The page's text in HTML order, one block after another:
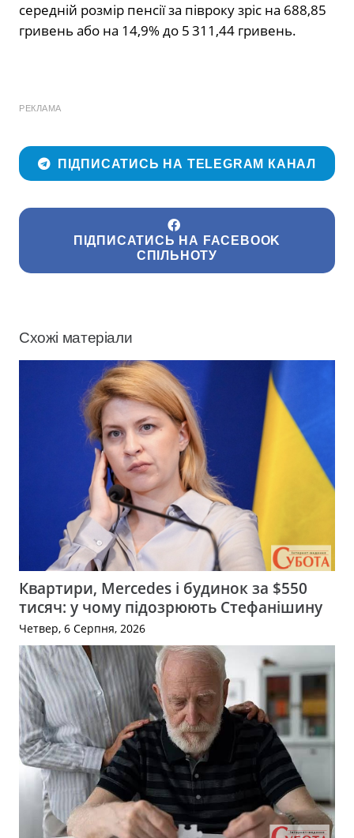
середній розмір пенсії за півроку зріс на 688,85
гривень або на 14,9% до 5 311,44 гривень.
РЕКЛАМА
ПІДПИСАТИСЬ НА TELEGRAM КАНАЛ
ПІДПИСАТИСЬ НА FACEBOOK
СПІЛЬНОТУ
Схожі матеріали
Квартири, Mercedes і будинок за $550
тисяч: у чому підозрюють Стефанішину
Четвер, 6 Серпня, 2026